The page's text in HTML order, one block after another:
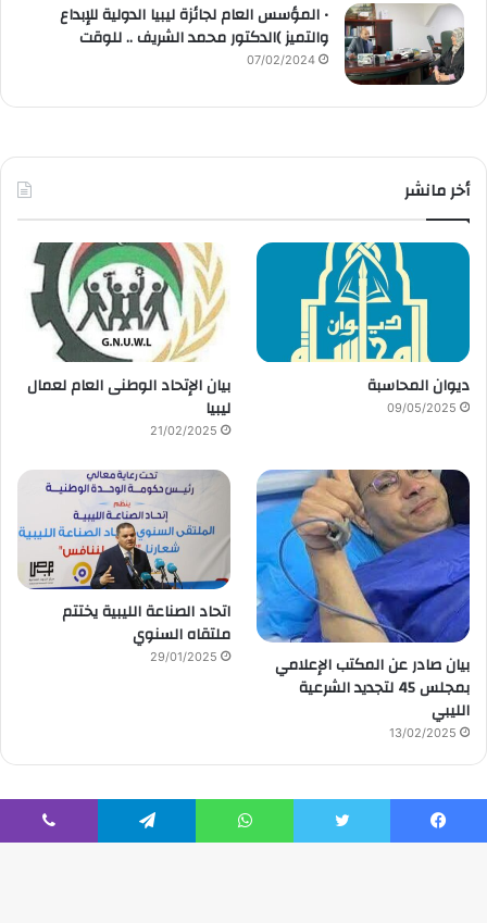
• المؤسس العام لجائزة ليبيا الدولية للإبداع
والتميز )الدكتور محمد الشريف .. للوقت
07/02/2024
أخر مانشر
ديوان المحاسبة
09/05/2025
بيان الإتحاد الوطنى العام لعمال
ليبيا
21/02/2025
بيان صادر عن المكتب الإعلامي
بمجلس 45 لتجديد الشرعية
الليبي
13/02/2025
اتحاد الصناعة الليبية يختتم
ملتقاه السنوي
29/01/2025
© حقوق النشر 2026، صحيفة الوقت | تصميم إدارة تقنية المعلومات|
فيسبوك تويتر واتساب تيلقرام ڤايبر